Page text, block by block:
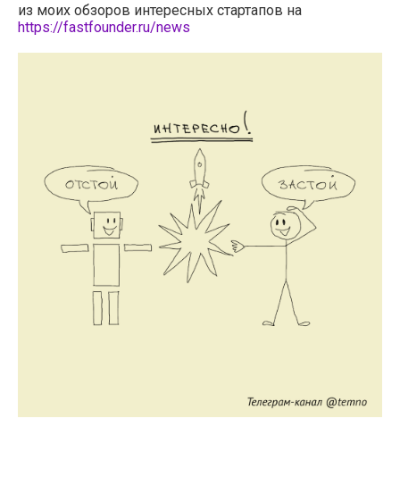
из моих обзоров интересных стартапов на
https://fastfounder.ru/news